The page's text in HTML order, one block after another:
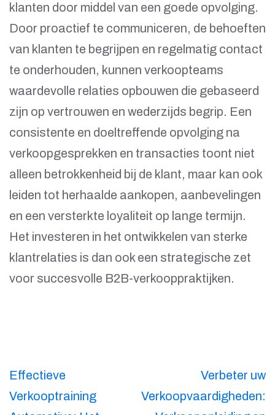
klanten door middel van een goede opvolging.
Door proactief te communiceren, de behoeften
van klanten te begrijpen en regelmatig contact
te onderhouden, kunnen verkoopteams
waardevolle relaties opbouwen die gebaseerd
zijn op vertrouwen en wederzijds begrip. Een
consistente en doeltreffende opvolging na
verkoopgesprekken en transacties toont niet
alleen betrokkenheid bij de klant, maar kan ook
leiden tot herhaalde aankopen, aanbevelingen
en een versterkte loyaliteit op lange termijn.
Het investeren in het ontwikkelen van sterke
klantrelaties is dan ook een strategische zet
voor succesvolle B2B-verkooppraktijken.
Berichtnavigatie
Effectieve
Verkooptraining
Verbeter uw
Verkoopvaardigheden: